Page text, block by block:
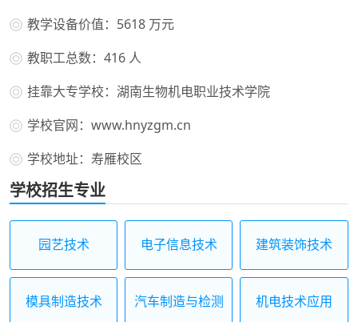
教学设备价值：5618 万元
教职工总数：416 人
挂靠大专学校：湖南生物机电职业技术学院
学校官网：www.hnyzgm.cn
学校地址：寿雁校区
学校招生专业
园艺技术 电子信息技术 建筑装饰技术
模具制造技术 汽车制造与检测 机电技术应用